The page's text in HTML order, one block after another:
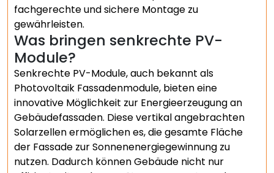
fachgerechte und sichere Montage zu
gewährleisten.
Was bringen senkrechte PV-
Module?
Senkrechte PV-Module, auch bekannt als
Photovoltaik Fassadenmodule, bieten eine
innovative Möglichkeit zur Energieerzeugung an
Gebäudefassaden. Diese vertikal angebrachten
Solarzellen ermöglichen es, die gesamte Fläche
der Fassade zur Sonnenenergiegewinnung zu
nutzen. Dadurch können Gebäude nicht nur